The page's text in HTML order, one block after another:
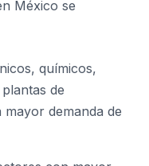
México se
químicos,
de
demanda de